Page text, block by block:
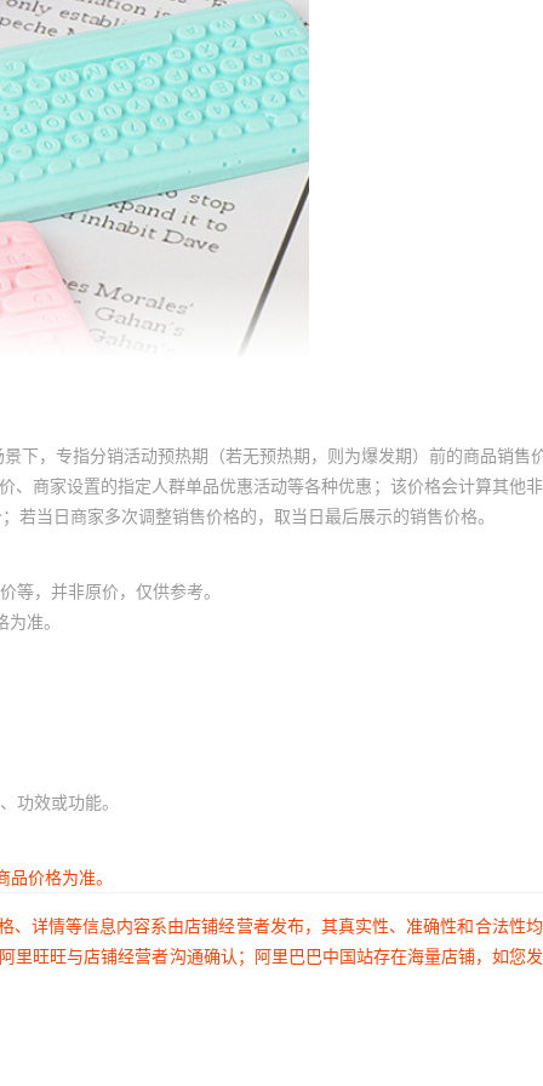
下，专指分销活动预热期（若无预热期，则为爆发期）前的商品销售
商家设置的指定人群单品优惠活动等各种优惠；该价格会计算其他
当日商家多次调整销售价格的，取当日最后展示的销售价格。
等，并非原价，仅供参考。
准。
功效或功能。
价格为准。
详情等信息内容系由店铺经营者发布，其真实性、准确性和合法性
旺旺与店铺经营者沟通确认；阿里巴巴中国站存在海量店铺，如您